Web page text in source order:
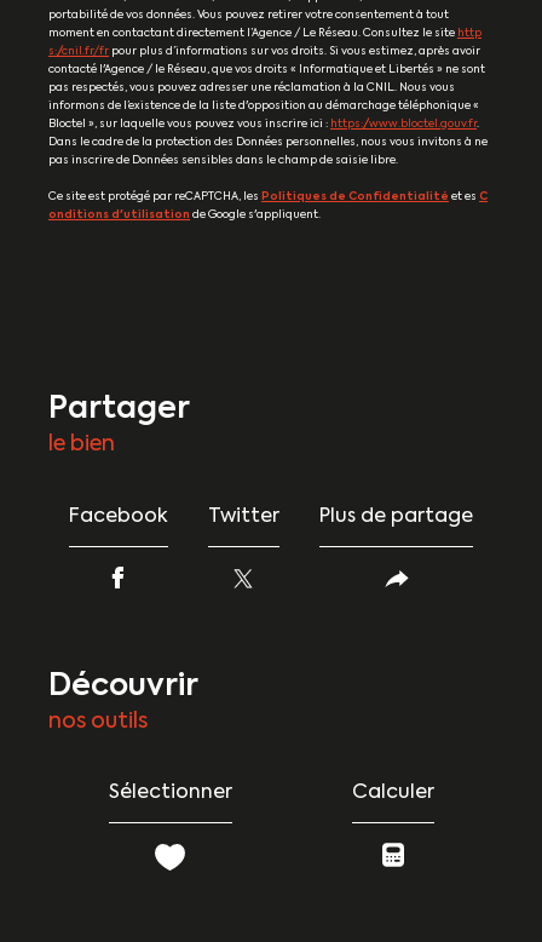
portabilité de vos données. Vous pouvez retirer votre consentement à tout
moment en contactant directement l’Agence / Le Réseau. Consultez le site http
s://cnil.fr/fr pour plus d’informations sur vos droits. Si vous estimez, après avoir
contacté l'Agence / le Réseau, que vos droits « Informatique et Libertés » ne sont
pas respectés, vous pouvez adresser une réclamation à la CNIL. Nous vous
informons de l’existence de la liste d'opposition au démarchage téléphonique «
Bloctel », sur laquelle vous pouvez vous inscrire ici : https://www.bloctel.gouv.fr.
Dans le cadre de la protection des Données personnelles, nous vous invitons à ne
pas inscrire de Données sensibles dans le champ de saisie libre.
Ce site est protégé par reCAPTCHA, les Politiques de Confidentialité et es C
onditions d'utilisation de Google s'appliquent.
partager
le bien
Facebook Twitter Plus de partage
découvrir
nos outils
Sélectionner Calculer